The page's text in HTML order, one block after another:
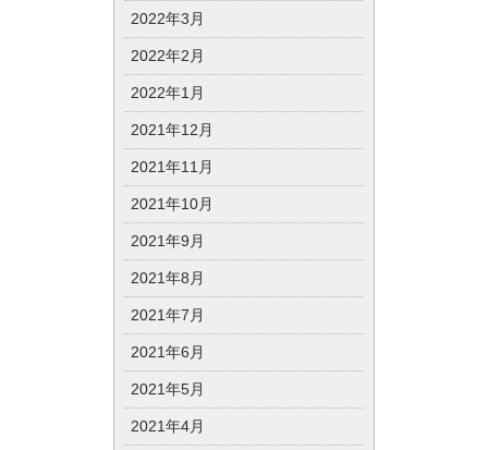
2022年3月
2022年2月
2022年1月
2021年12月
2021年11月
2021年10月
2021年9月
2021年8月
2021年7月
2021年6月
2021年5月
2021年4月